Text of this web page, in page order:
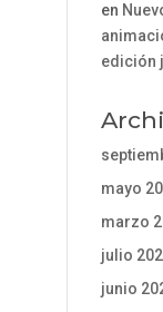
en
edición
mayo
marzo
julio
junio